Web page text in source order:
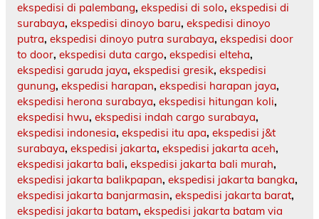
ekspedisi di palembang, ekspedisi di solo, ekspedisi di
surabaya, ekspedisi dinoyo baru, ekspedisi dinoyo
putra, ekspedisi dinoyo putra surabaya, ekspedisi door
to door, ekspedisi duta cargo, ekspedisi elteha,
ekspedisi garuda jaya, ekspedisi gresik, ekspedisi
gunung, ekspedisi harapan, ekspedisi harapan jaya,
ekspedisi herona surabaya, ekspedisi hitungan koli,
ekspedisi hwu, ekspedisi indah cargo surabaya,
ekspedisi indonesia, ekspedisi itu apa, ekspedisi j&t
surabaya, ekspedisi jakarta, ekspedisi jakarta aceh,
ekspedisi jakarta bali, ekspedisi jakarta bali murah,
ekspedisi jakarta balikpapan, ekspedisi jakarta bangka,
ekspedisi jakarta banjarmasin, ekspedisi jakarta barat,
ekspedisi jakarta batam, ekspedisi jakarta batam via